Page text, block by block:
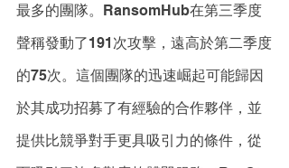
最多的團隊。RansomHub在第三季度
聲稱發動了191次攻擊，遠高於第二季度
的75次。這個團隊的迅速崛起可能歸因
於其成功招募了有經驗的合作夥伴，並
提供比競爭對手更具吸引力的條件，從